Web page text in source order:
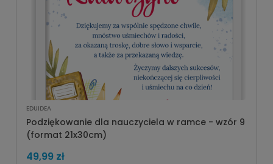
EDUIDEA
Podziękowanie dla nauczyciela w ramce - wzór 9
(format 21x30cm)
49,99 zł